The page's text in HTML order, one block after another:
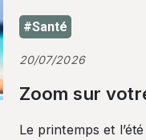
#Santé
20/07/2026
Zoom sur
Le printemps et